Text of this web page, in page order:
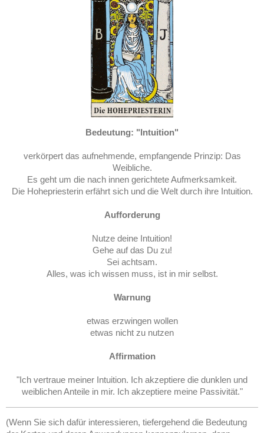
Bedeutung: "Intuition"
verkörpert das aufnehmende, empfangende Prinzip: Das
Weibliche.
Es geht um die nach innen gerichtete Aufmerksamkeit.
Die Hohepriesterin erfährt sich und die Welt durch ihre Intuition.
Aufforderung
Nutze deine Intuition!
Gehe auf das Du zu!
Sei achtsam.
Alles, was ich wissen muss, ist in mir selbst.
Warnung
etwas erzwingen wollen
etwas nicht zu nutzen
Affirmation
"Ich vertraue meiner Intuition. Ich akzeptiere die dunklen und
weiblichen Anteile in mir. Ich akzeptiere meine Passivität."
(Wenn Sie sich dafür interessieren, tiefergehend die Bedeutung